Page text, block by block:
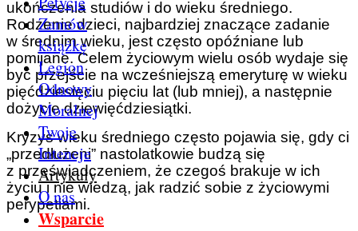
Zamów
książkę
Legion
Odnowy
Moralnej
Twoje
Intencje
Artykuły
O nas
Wsparcie
ukończenia studiów i do wieku średniego.
Rodzenie dzieci, najbardziej znaczące zadanie
w średnim wieku, jest często opóźniane lub
pomijane. Celem życiowym wielu osób wydaje się
być przejście na wcześniejszą emeryturę w wieku
pięćdziesięciu pięciu lat (lub mniej), a następnie
dożycie dziewięćdziesiątki.
Kryzys wieku średniego często pojawia się, gdy ci
„przedłużeni” nastolatkowie budzą się
z przeświadczeniem, że czegoś brakuje w ich
życiu i nie wiedzą, jak radzić sobie z życiowymi
perypetiami.